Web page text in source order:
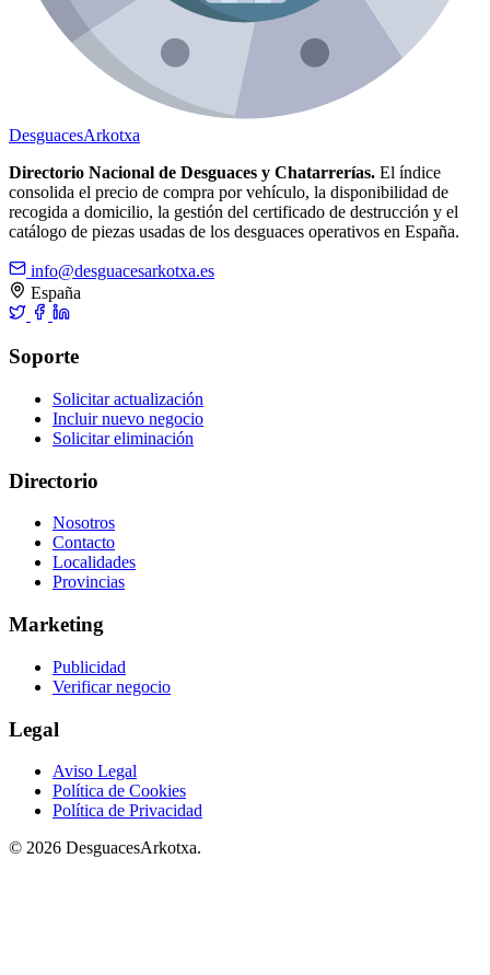
DesguacesArkotxa
Directorio Nacional de Desguaces y Chatarrerías. El índice
consolida el precio de compra por vehículo, la disponibilidad de
recogida a domicilio, la gestión del certificado de destrucción y el
catálogo de piezas usadas de los desguaces operativos en España.
info@desguacesarkotxa.es
España
Soporte
Solicitar actualización
Incluir nuevo negocio
Solicitar eliminación
Directorio
Nosotros
Contacto
Localidades
Provincias
Marketing
Publicidad
Verificar negocio
Legal
Aviso Legal
Política de Cookies
Política de Privacidad
© 2026 DesguacesArkotxa.